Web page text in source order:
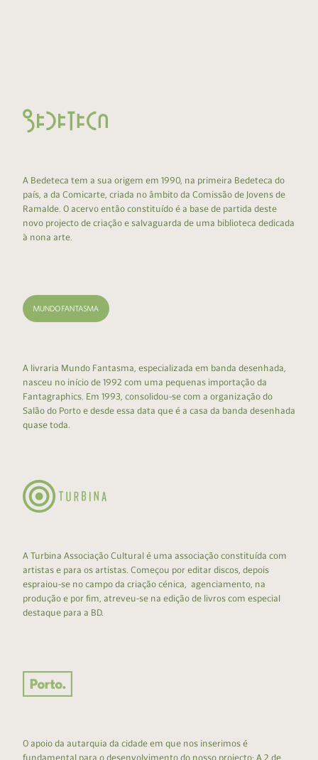
A Bedeteca tem a sua origem em 1990, na primeira Bedeteca do
país, a da Comicarte, criada no âmbito da Comissão de Jovens de
Ramalde. O acervo então constituído é a base de partida deste
novo projecto de criação e salvaguarda de uma biblioteca dedicada
à nona arte.
A livraria Mundo Fantasma, especializada em banda desenhada,
nasceu no início de 1992 com uma pequenas importação da
Fantagraphics. Em 1993, consolidou-se com a organização do
Salão do Porto e desde essa data que é a casa da banda desenhada
quase toda.
A Turbina Associação Cultural é uma associação constituída com
artistas e para os artistas. Começou por editar discos, depois
espraiou-se no campo da criação cénica, agenciamento, na
produção e por fim, atreveu-se na edição de livros com especial
destaque para a BD.
O apoio da autarquia da cidade em que nos inserimos é
fundamental para o desenvolvimento do nosso projecto: A 2 de